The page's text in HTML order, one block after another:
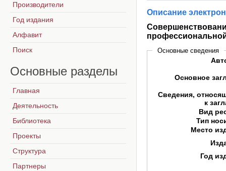
Описание
Основные сведения
Основное
Сведения,
к
Вид
Тип
Место
Год
Производители
Год издания
Алфавит
Поиск
Основные разделы
Главная
Деятельность
Библиотека
Проекты
Структура
Партнеры